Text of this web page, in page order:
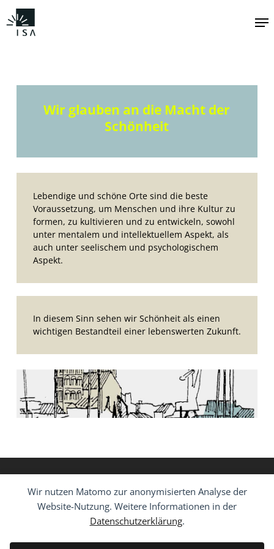
Wir nutzen Matomo zur anonymisierten Analyse der
Website-Nutzung. Weitere Informationen in der
Datenschutzerklärung.
Zum
Hauptinhalt
springen
Wir glauben an die Macht der
Schönheit
Lebendige und schöne Orte sind die beste
Voraussetzung, um Menschen und ihre Kultur zu
formen, zu kultivieren und zu entwickeln, sowohl
unter mentalem und intellektuellem Aspekt, als
auch unter seelischem und psychologischem
Aspekt.
In diesem Sinn sehen wir Schönheit als einen
wichtigen Bestandteil einer lebenswerten Zukunft.